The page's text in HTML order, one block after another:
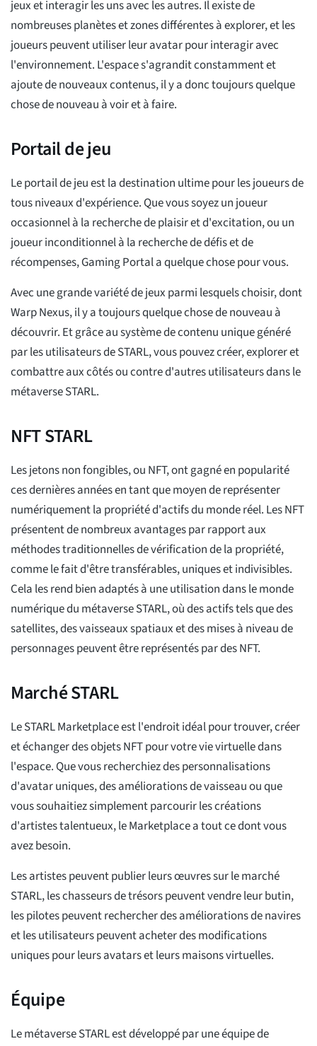
jeux et interagir les uns avec les autres. Il existe de
nombreuses planètes et zones différentes à explorer, et les
joueurs peuvent utiliser leur avatar pour interagir avec
l'environnement. L'espace s'agrandit constamment et
ajoute de nouveaux contenus, il y a donc toujours quelque
chose de nouveau à voir et à faire.
Portail de jeu
Le portail de jeu est la destination ultime pour les joueurs de
tous niveaux d'expérience. Que vous soyez un joueur
occasionnel à la recherche de plaisir et d'excitation, ou un
joueur inconditionnel à la recherche de défis et de
récompenses, Gaming Portal a quelque chose pour vous.
Avec une grande variété de jeux parmi lesquels choisir, dont
Warp Nexus, il y a toujours quelque chose de nouveau à
découvrir. Et grâce au système de contenu unique généré
par les utilisateurs de STARL, vous pouvez créer, explorer et
combattre aux côtés ou contre d'autres utilisateurs dans le
métaverse STARL.
NFT STARL
Les jetons non fongibles, ou NFT, ont gagné en popularité
ces dernières années en tant que moyen de représenter
numériquement la propriété d'actifs du monde réel. Les NFT
présentent de nombreux avantages par rapport aux
méthodes traditionnelles de vérification de la propriété,
comme le fait d'être transférables, uniques et indivisibles.
Cela les rend bien adaptés à une utilisation dans le monde
numérique du métaverse STARL, où des actifs tels que des
satellites, des vaisseaux spatiaux et des mises à niveau de
personnages peuvent être représentés par des NFT.
Marché STARL
Le STARL Marketplace est l'endroit idéal pour trouver, créer
et échanger des objets NFT pour votre vie virtuelle dans
l'espace. Que vous recherchiez des personnalisations
d'avatar uniques, des améliorations de vaisseau ou que
vous souhaitiez simplement parcourir les créations
d'artistes talentueux, le Marketplace a tout ce dont vous
avez besoin.
Les artistes peuvent publier leurs œuvres sur le marché
STARL, les chasseurs de trésors peuvent vendre leur butin,
les pilotes peuvent rechercher des améliorations de navires
et les utilisateurs peuvent acheter des modifications
uniques pour leurs avatars et leurs maisons virtuelles.
Équipe
Le métaverse STARL est développé par une équipe de